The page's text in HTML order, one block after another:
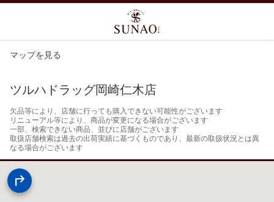
マップを見る
ツルハドラッグ岡崎仁木店
欠品等により、店舗に行っても購入できない可能性がございます
リニューアル等により、商品が変更になる場合がございます
一部、検索できない商品、並びに店舗がございます
取扱店舗検索は過去の出荷実績に基づくものであり、最新の取扱状況とは異
なる場合がございます